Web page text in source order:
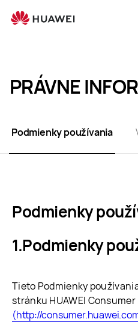
PRÁVNE
Podmienky používania
Podmienky
Podmienky
Tieto Podmienky
stránku HUAWEI Consumer
(http://